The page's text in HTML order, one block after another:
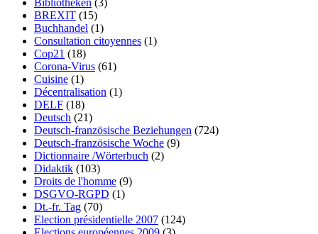
Bibliotheken (3)
BREXIT (15)
Buchhandel (1)
Consultation citoyennes (1)
Cop21 (18)
Corona-Virus (61)
Cuisine (1)
Décentralisation (1)
DELF (18)
Deutsch (21)
Deutsch-französische Beziehungen (724)
Deutsch-französische Woche (9)
Dictionnaire /Wörterbuch (2)
Didaktik (103)
Droits de l'homme (9)
DSGVO-RGPD (1)
Dt.-fr. Tag (70)
Election présidentielle 2007 (124)